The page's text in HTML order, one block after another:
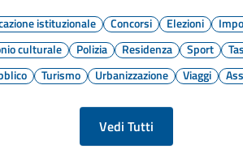
istituzionale Concorsi Elezioni
culturale Polizia Residenza Sport
Turismo Urbanizzazione Viaggi
Vedi Tutti